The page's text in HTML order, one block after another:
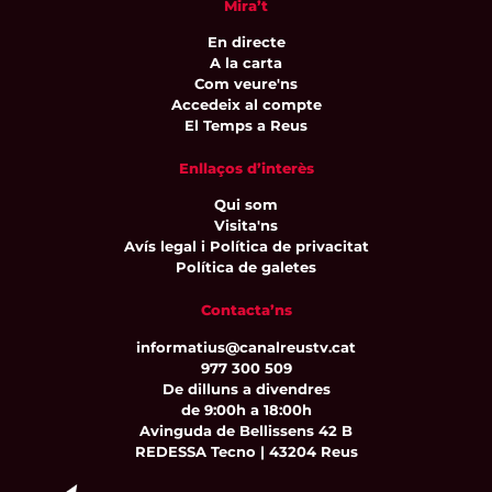
Mira’t
En directe
A la carta
Com veure'ns
Accedeix al compte
El Temps a Reus
Enllaços d’interès
Qui som
Visita'ns
Avís legal i Política de privacitat
Política de galetes
Contacta’ns
informatius@canalreustv.cat
977 300 509
De dilluns a divendres
de 9:00h a 18:00h
Avinguda de Bellissens 42 B
REDESSA Tecno | 43204 Reus